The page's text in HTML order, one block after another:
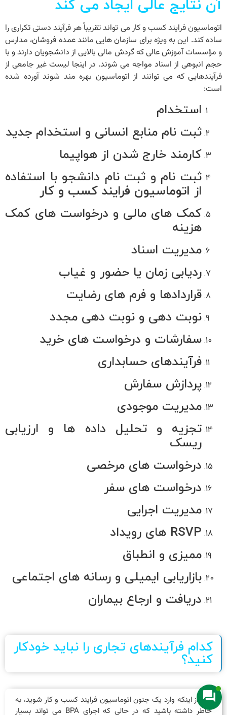
آن نتایج عالی ایجاد می ‌کند
اتوماسیون فرایند کسب و کار می تواند تقریباً هر فرآیند دستی تکراری را
ساده کند. این به ویژه برای سازمان هایی مانند عمده فروشان، مدارس
و مؤسسات آموزش عالی که گردش مالی بالایی از دانشجویان دارند و با
حجم انبوهی از اسناد مواجه می شوند. در اینجا لیست غیر جامعی از
فرآیندهایی که می توانند از اتوماسیون بهره مند شوند آورده شده
است:
استخدام
ثبت نام منابع انسانی و استخدام جدید
کارمند خارج شدن از هواپیما
ثبت نام و ثبت نام دانشجو با استفاده
از اتوماسیون فرایند کسب و کار
کمک های مالی و درخواست های کمک
هزینه
مدیریت اسناد
ردیابی زمان یا حضور و غیاب
قراردادها و فرم های رضایت
نوبت دهی و نوبت دهی مجدد
سفارشات و درخواست های خرید
فرآیندهای حسابداری
پردازش سفارش
مدیریت موجودی
تجزیه و تحلیل داده ها و ارزیابی
ریسک
درخواست های مرخصی
درخواست های سفر
مدیریت اجرایی
RSVP های رویداد
ممیزی و انطباق
بازاریابی ایمیلی و رسانه های اجتماعی
دریافت و ارجاع بیماران
کدام فرآیندهای تجاری را نباید خودکار
کنید؟
قبل از اینکه وارد یک جنوناتوماسیون فرایند کسب و کار شوید، به
خاطر داشته باشید که در حالی که اجرای BPA می تواند بسیار
شرکت عصر ارتباط IRANHELPDESK
ارائه دهنده خدمات مهندسی زیرساخت و راهکارهای نوین فناوری اطلاعات. عصر
ارتباط (ایران هلپ دسک) عضو رسمی نهادهای نظارتی و صنفی کشور.
سازمان نظام صنفی رایانه ای
اتحادیه صنف فناوران رایانه
وزارت ارتباطات و فناوری اطلاعات
خدمات شبکه
خدمات IT و انفورماتیک
تجهیزات فناوری اطلاعات
دسترسی سریع
تماس با ما
درخواست مشاوره رایگان
سوالات متداول (FAQ)
ارتباط با ما
۰۲۱-۸۸۴۴۲۸۴۴ | ۰۲۱-۸۸۴۲۷۶۱۰
کلیه حقوق مادی و معنوی این وب‌سایت متعلق به شرکت عصر ارتباط می‌باشد.
Designed with
for IT Infrastructure